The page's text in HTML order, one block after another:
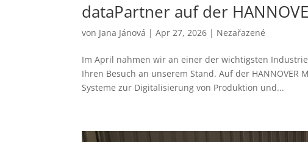
dataPartner auf der
von Jana Jánová |Apr 27, 2026 | Nezařazené
Im April nahmen wir an einer der wichtigsten
Ihren Besuch an unserem Stand. Auf der
Systeme zur Digitalisierung von Produktion und...